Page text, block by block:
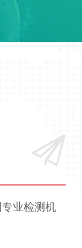
业检测机